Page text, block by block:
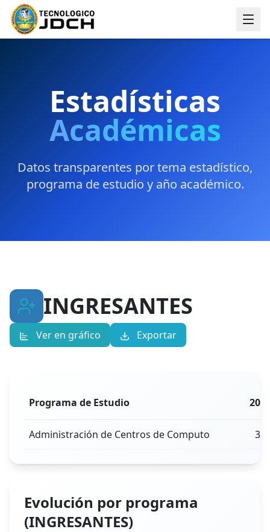
Estadísticas
Académicas
Datos transparentes por tema estadístico,
programa de estudio y año académico.
INGRESANTES
Ver en gráfico Exportar
Programa de Estudio
Administración de Centros de Computo 30
Evolución por programa
(INGRESANTES)